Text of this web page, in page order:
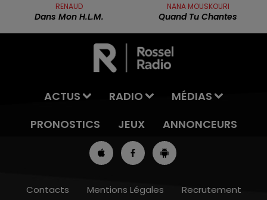
RENAUD
Dans Mon H.l.m.
NANA MOUSKOURI
Quand Tu Chantes
ACTUS RADIO
MÉDIAS
PRONOSTICS
JEUX ANNONCEURS
Contacts Mentions Légales Recrutement